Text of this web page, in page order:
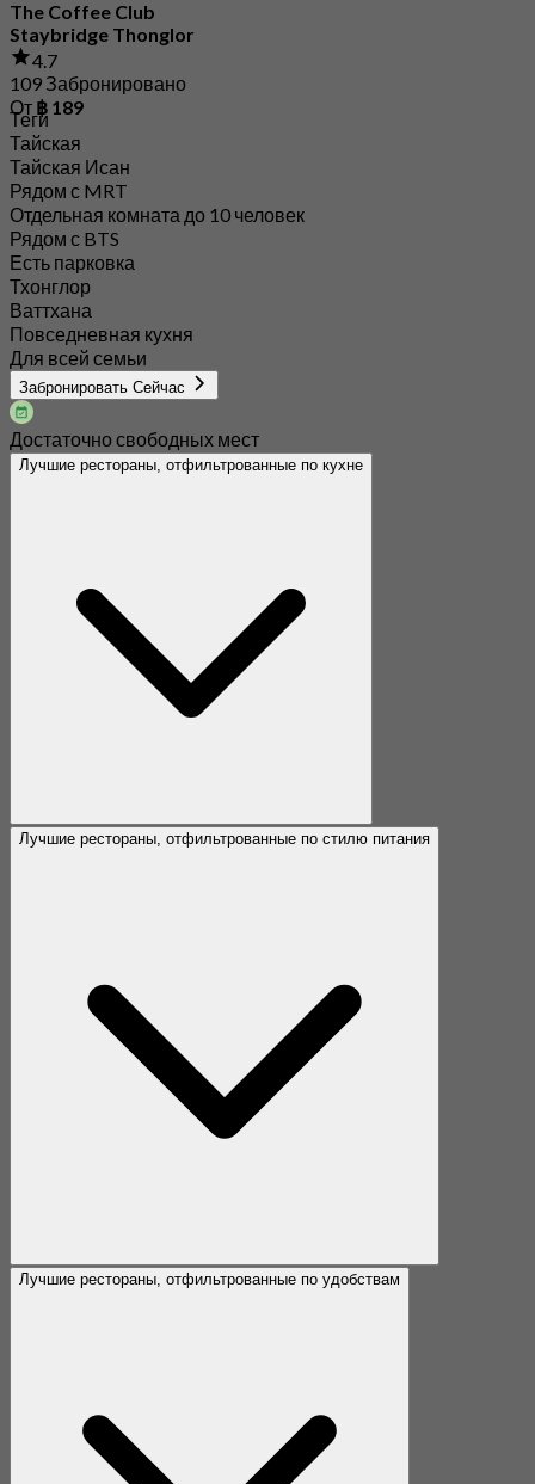
The Coffee Club
Staybridge Thonglor
4.7
109 Забронировано
От ฿ 189
Теги
Тайская
Тайская Исан
Рядом с MRT
Отдельная комната до 10 человек
Рядом с BTS
Есть парковка
Тхонглор
Ваттхана
Повседневная кухня
Для всей семьи
Забронировать Сейчас
Достаточно свободных мест
Лучшие рестораны, отфильтрованные по кухне
Лучшие рестораны, отфильтрованные по стилю питания
Лучшие рестораны, отфильтрованные по удобствам